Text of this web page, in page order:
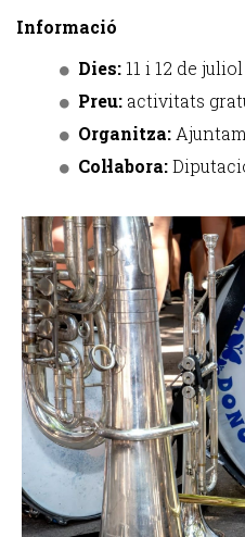
Informació
Dies: 11 i 12 de juliol
Preu: activitats
Organitza:
Col·labora: